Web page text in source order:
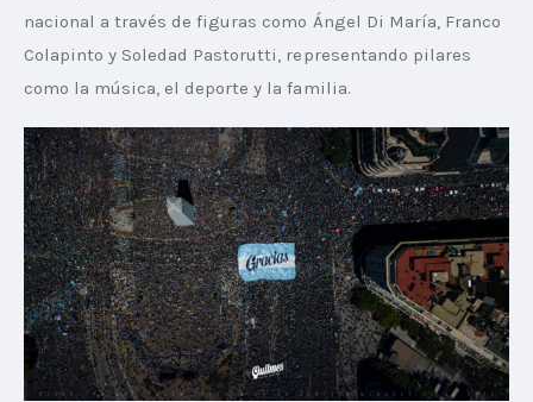
nacional a través de figuras como Ángel Di María, Franco
Colapinto y Soledad Pastorutti, representando pilares
como la música, el deporte y la familia.